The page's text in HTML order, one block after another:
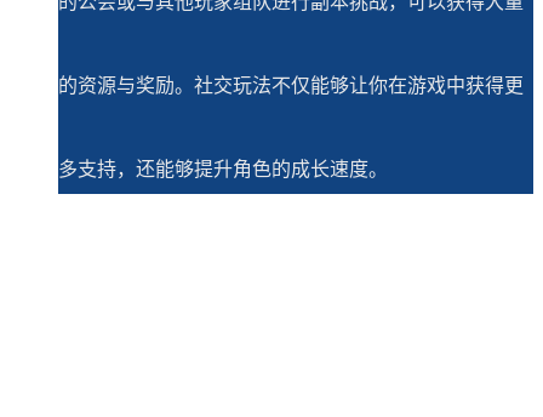
的资源与奖励。社交玩法不仅能够让你在游戏中获得更
多支持，还能够提升角色的成长速度。